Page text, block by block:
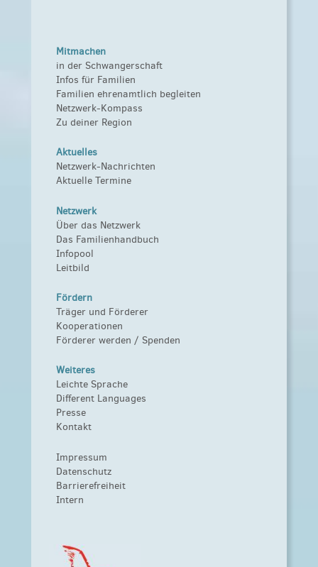
Mitmachen
in der Schwangerschaft
Infos für Familien
Familien ehrenamtlich begleiten
Netzwerk-Kompass
Zu deiner Region
Aktuelles
Netzwerk-Nachrichten
Aktuelle Termine
Netzwerk
Über das Netzwerk
Das Familienhandbuch
Infopool
Leitbild
Fördern
Träger und Förderer
Kooperationen
Förderer werden / Spenden
Weiteres
Leichte Sprache
Different Languages
Presse
Kontakt
Impressum
Datenschutz
Barrierefreiheit
Intern